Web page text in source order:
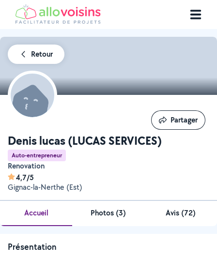
Retour
Denis lucas (LUCAS SERVICES)
Auto-entrepreneur
Renovation
4,7/5
Gignac-la-Nerthe (Est)
Partager
Partager
Accueil Photos (3) Avis (72)
Présentation